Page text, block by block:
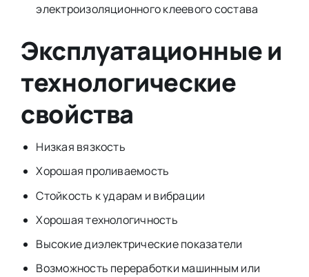
электроизоляционного клеевого состава
Эксплуатационные и
технологические
свойства
Низкая вязкость
Хорошая проливаемость
Стойкость к ударам и вибрации
Хорошая технологичность
Высокие диэлектрические показатели
Возможность переработки машинным или